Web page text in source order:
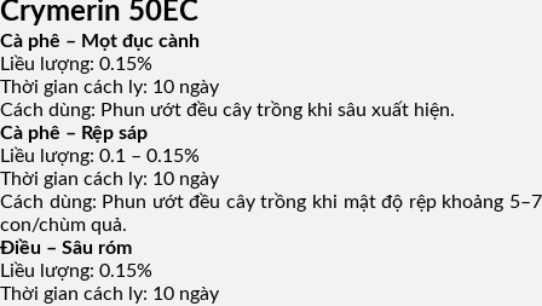
Crymerin 50EC
Cà phê – Mọt đục cành
Liều lượng: 0.15%
Thời gian cách ly: 10 ngày
Cách dùng: Phun ướt đều cây trồng khi sâu xuất hiện.
Cà phê – Rệp sáp
Liều lượng: 0.1 – 0.15%
Thời gian cách ly: 10 ngày
Cách dùng: Phun ướt đều cây trồng khi mật độ rệp khoảng 5–7
con/chùm quả.
Điều – Sâu róm
Liều lượng: 0.15%
Thời gian cách ly: 10 ngày